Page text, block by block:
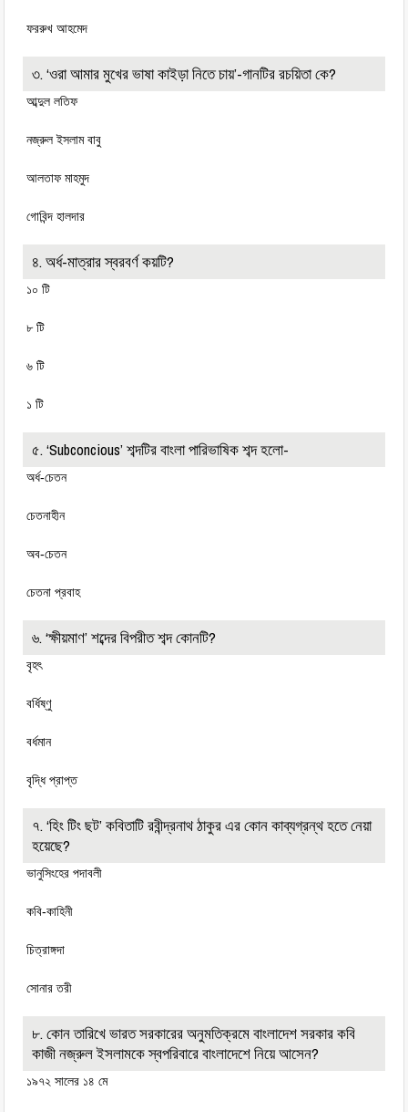
ফররুখ আহমেদ
৩. ‘ওরা আমার মুখের ভাষা কাইড়া নিতে চায়’-গানটির রচয়িতা কে?
আব্দুল লতিফ
নজ্রুল ইসলাম বাবু
আলতাফ মাহমুদ
গোবিন্দ হালদার
৪. অর্ধ-মাত্রার স্বরবর্ণ কয়টি?
১০ টি
৮ টি
৬ টি
১ টি
৫. ‘Subconcious’ শব্দটির বাংলা পারিভাষিক শব্দ হলো-
অর্ধ-চেতন
চেতনাহীন
অব-চেতন
চেতনা প্রবাহ
৬. ‘ক্ষীয়মাণ’ শব্দের বিপরীত শব্দ কোনটি?
বৃহৎ
বর্ধিষ্ণু
বর্ধমান
বৃদ্ধি প্রাপ্ত
৭. ‘হিং টিং ছট’ কবিতাটি রবীন্দ্রনাথ ঠাকুর এর কোন কাব্যগ্রন্থ হতে নেয়া
হয়েছে?
ভানুসিংহের পদাবলী
কবি-কাহিনী
চিত্রাঙ্গদা
সোনার তরী
৮. কোন তারিখে ভারত সরকারের অনুমতিক্রমে বাংলাদেশ সরকার কবি
কাজী নজ্রুল ইসলামকে স্বপরিবারে বাংলাদেশে নিয়ে আসেন?
১৯৭২ সালের ১৪ মে